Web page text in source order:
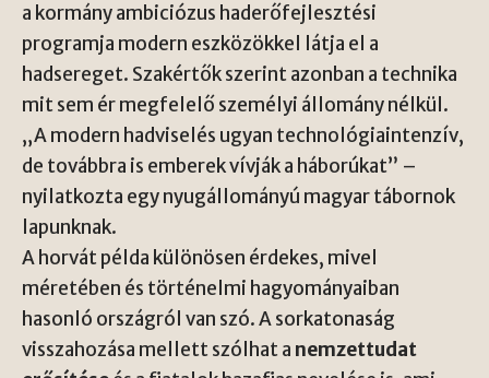
a kormány ambiciózus haderőfejlesztési
programja modern eszközökkel látja el a
hadsereget. Szakértők szerint azonban a technika
mit sem ér megfelelő személyi állomány nélkül.
„A modern hadviselés ugyan technológiaintenzív,
de továbbra is emberek vívják a háborúkat” –
nyilatkozta egy nyugállományú magyar tábornok
lapunknak.
A horvát példa különösen érdekes, mivel
méretében és történelmi hagyományaiban
hasonló országról van szó. A sorkatonaság
visszahozása mellett szólhat a nemzettudat